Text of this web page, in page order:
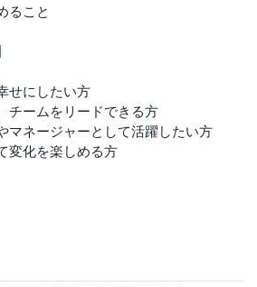
ること
せにしたい方
チームをリードできる方
マネージャーとして活躍したい方
変化を楽しめる方